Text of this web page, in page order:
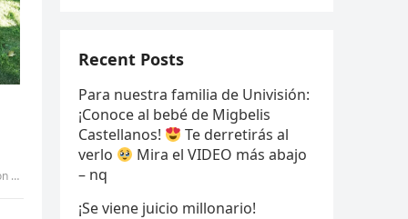
Recent Posts
Para nuestra familia de Univisión:
¡Conoce al bebé de Migbelis
Castellanos!
Te derretirás al
verlo
Mira el VIDEO más abajo
– nq
¡Se viene juicio millonario!